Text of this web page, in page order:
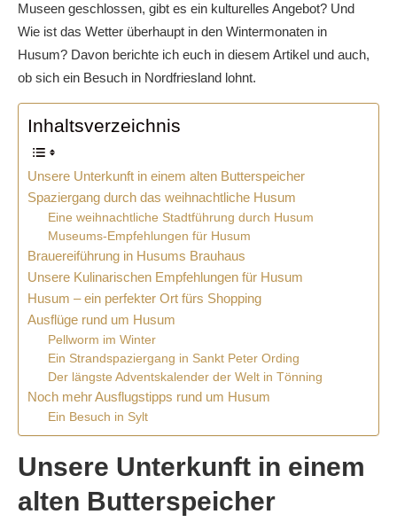
Museen geschlossen, gibt es ein kulturelles Angebot? Und
Wie ist das Wetter überhaupt in den Wintermonaten in
Husum? Davon berichte ich euch in diesem Artikel und auch,
ob sich ein Besuch in Nordfriesland lohnt.
Inhaltsverzeichnis
Unsere Unterkunft in einem alten Butterspeicher
Spaziergang durch das weihnachtliche Husum
Eine weihnachtliche Stadtführung durch Husum
Museums-Empfehlungen für Husum
Brauereiführung in Husums Brauhaus
Unsere Kulinarischen Empfehlungen für Husum
Husum – ein perfekter Ort fürs Shopping
Ausflüge rund um Husum
Pellworm im Winter
Ein Strandspaziergang in Sankt Peter Ording
Der längste Adventskalender der Welt in Tönning
Noch mehr Ausflugstipps rund um Husum
Ein Besuch in Sylt
Unsere Unterkunft in einem
alten Butterspeicher